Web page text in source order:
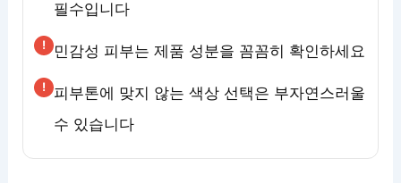
필수입니다
민감성 피부는 제품 성분을 꼼꼼히 확인하세요
피부톤에 맞지 않는 색상 선택은 부자연스러울
수 있습니다